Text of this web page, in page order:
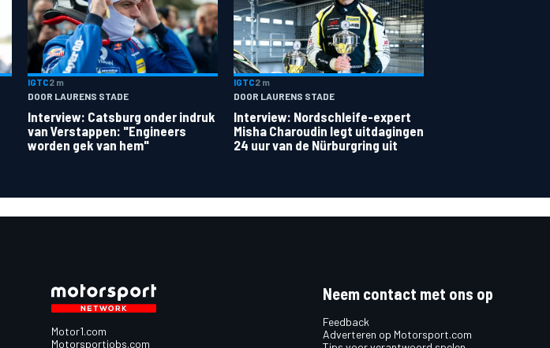
IGTC2 m
DOOR LAURENS STADE
Interview: Catsburg onder indruk
van Verstappen: "Engineers
worden gek van hem"
IGTC2 m
DOOR LAURENS STADE
Interview: Nordschleife-expert
Misha Charoudin legt uitdagingen
24 uur van de Nürburgring uit
Motor1.com
Motorsportjobs.com
Neem contact met ons op
Feedback
Adverteren op Motorsport.com